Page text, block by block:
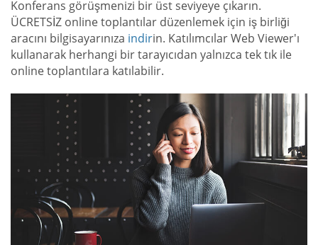
Konferans görüşmenizi bir üst seviyeye çıkarın.
ÜCRETSİZ online toplantılar düzenlemek için iş birliği
aracını bilgisayarınıza indirin. Katılımcılar Web Viewer'ı
kullanarak herhangi bir tarayıcıdan yalnızca tek tık ile
online toplantılara katılabilir.